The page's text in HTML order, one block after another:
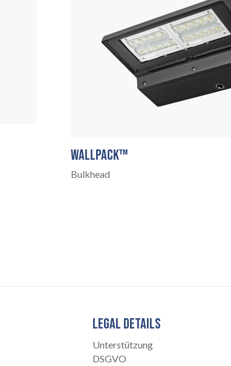
WALLPACK™
Bulkhead
LEGAL DETAILS
Unterstützung
DSGVO